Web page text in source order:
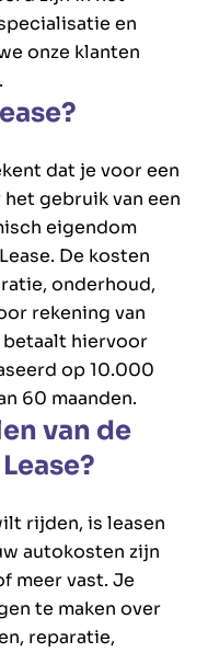
en
onze klanten
dat je voor een
gebruik van een
eigendom
De kosten
onderhoud,
rekening van
betaalt hiervoor
op 10.000
60 maanden.
van de
rijden, is leasen
autokosten zijn
meer vast. Je
te maken over
reparatie,